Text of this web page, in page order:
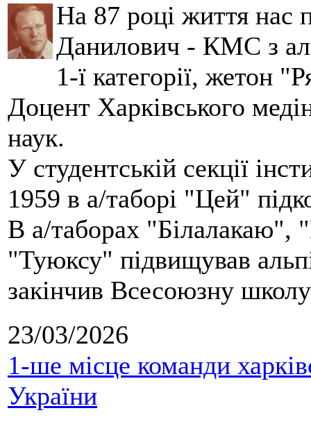
На 87 році життя нас
Данилович - КМС з
1-ї категорії, жетон
Доцент Харківського
наук.
У студентській секції
1959 в а/таборі "Цей"
В а/таборах "Білалакаю",
"Туюксу" підвищував
закінчив Всесоюзну
23/03/2026
1-ше місце команди
України